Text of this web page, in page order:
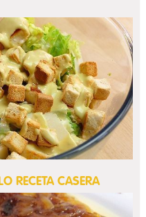
RECETA CASERA